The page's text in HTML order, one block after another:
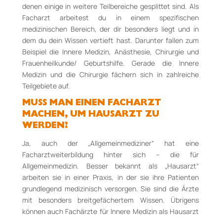
denen einige in weitere Teilbereiche gesplittet sind. Als
Facharzt arbeitest du in einem spezifischen
medizinischen Bereich, der dir besonders liegt und in
dem du dein Wissen vertieft hast. Darunter fallen zum
Beispiel die Innere Medizin, Anästhesie, Chirurgie und
Frauenheilkun­de/ Geburtshilfe. Gerade die Innere
Medizin und die Chirurgie fächern sich in zahlreiche
Teilgebiete auf.
MUSS MAN EINEN FACHARZT
MACHEN, UM HAUSARZT ZU
WERDEN?
Ja, auch der „Allgemeinmediziner“ hat eine
Facharztweiterbildung hinter sich – die für
Allgemeinmedizin. Besser bekannt als „Hausarzt“
arbeiten sie in einer Praxis, in der sie ihre Patienten
grundlegend medizinisch versorgen. Sie sind die Ärzte
mit besonders breitgefächertem Wissen. Übrigens
können auch Fachärzte für Innere Medizin als Hausarzt